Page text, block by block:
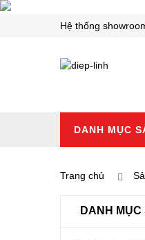
Hệ thống
DANH MỤC
Trang chủ
DANH